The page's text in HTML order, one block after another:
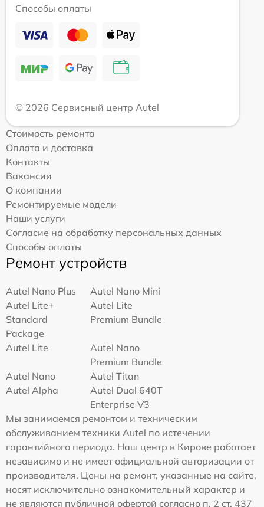
Способы оплаты
© 2026 Сервисный центр Autel
Стоимость ремонта
Оплата и доставка
Контакты
Вакансии
О компании
Ремонтируемые модели
Наши услуги
Согласие на обработку персональных данных
Способы оплаты
Ремонт устройств
Autel Nano Plus
Autel Nano Mini
Autel Lite+
Standard
Package
Autel Lite
Premium Bundle
Autel Lite
Autel Nano
Premium Bundle
Autel Nano
Autel Titan
Autel Alpha
Autel Dual 640T
Enterprise V3
Мы занимаемся ремонтом и техническим
обслуживанием техники Autel по истечении
гарантийного периода. Наш центр в Кирове работает
независимо и не имеет официальной авторизации от
производителя. Цены на ремонт, указанные на сайте,
носят исключительно ознакомительный характер и
не являются публичной офертой согласно п. 2 ст. 437